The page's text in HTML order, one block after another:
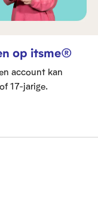
op itsme®
account kan
17-jarige.